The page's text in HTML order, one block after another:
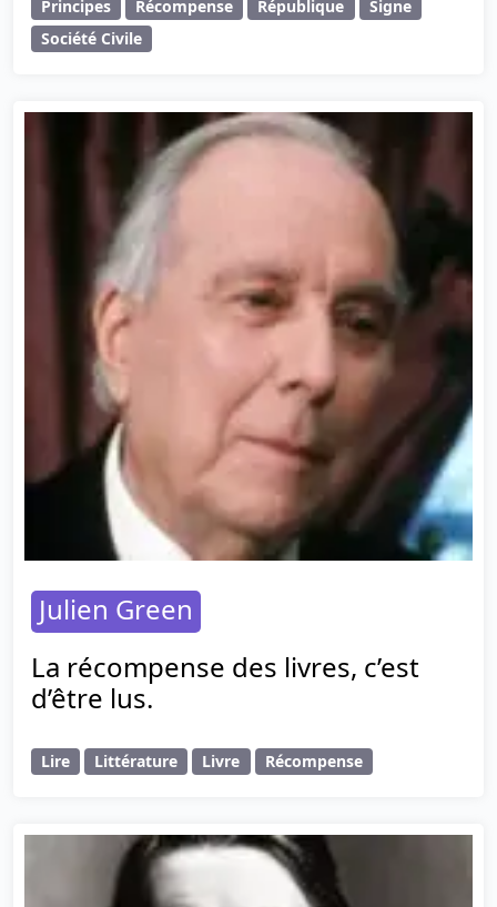
Principes
Récompense République
Signe
Société Civile
Julien Green
La récompense des livres, c’est
d’être lus.
Lire Littérature Livre Récompense